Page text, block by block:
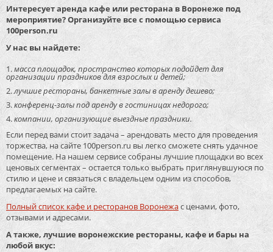
Интересует аренда кафе или ресторана в Воронеже под
мероприятие? Организуйте все с помощью сервиса
100person.ru
У нас вы найдете:
масса площадок, пространство которых подойдет для
организации праздников для взрослых и детей;
лучшие рестораны, банкетные залы в аренду дешево;
конференц-залы под аренду в гостиницах недорого;
компании, организующие выездные праздники.
Если перед вами стоит задача – арендовать место для проведения
торжества, на сайте 100person.ru вы легко сможете снять удачное
помещение. На нашем сервисе собраны лучшие площадки во всех
ценовых сегментах – остается только выбрать приглянувшуюся по
стилю и цене и связаться с владельцем одним из способов,
предлагаемых на сайте.
Полный список кафе и ресторанов Воронежас ценами, фото,
отзывами и адресами.
А также, лучшие воронежские рестораны, кафе и бары на
любой вкус: